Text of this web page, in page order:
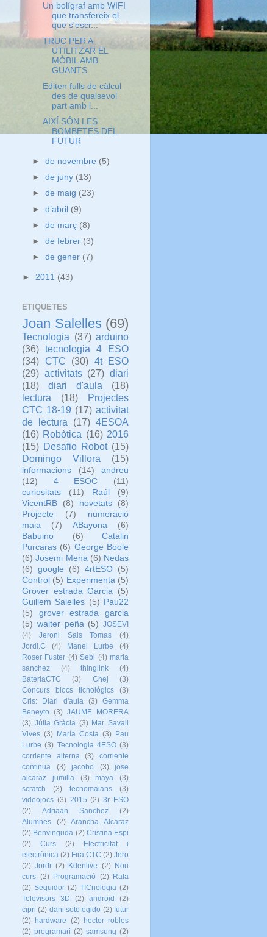
Un bolígraf amb WIFI
que transfereix el
que s'escr...
TRUC PER A
UTILITZAR EL
MÒBIL AMB
GUANTS
Editen fulls de càlcul
des de qualsevol
part amb l...
AIXÍ SÓN LES
BOMBETES DEL
FUTUR
►de novembre (5)
►de juny (13)
►de maig (23)
►d’abril (9)
►de març (8)
►de febrer (3)
►de gener (7)
► 2011 (43)
ETIQUETES
Joan Salelles (69)
Tecnologia (37) arduino
(36) tecnologia 4 ESO
(34) CTC (30) 4t ESO
(29) activitats (27) diari
(18)
diari d'aula
(18)
lectura
(18)
Projectes
CTC 18-19 (17) activitat
de lectura
(17) 4ESOA
(16) Robòtica (16) 2016
(15) Desafio Robot (15)
Domingo Villora
(15)
informacions (14)
andreu
(12)
4 ESOC
(11)
curiositats
(11) Raúl
(9)
VicentRB
(8) novetats
(8)
Projecte
(7)
numeració
maia
(7) ABayona
(6)
Babuino
(6)
Catalin
Purcaras (6) George Boole
(6) Josemi Mena (6) Nedas
(6) google (6) 4rtESO (5)
Control (5) Experimenta (5)
Grover estrada Garcia
(5)
Guillem Salelles (5) Pau22
(5)
grover estrada garcia
(5) walter peña (5) JOSEVI
(4)
Jeroni Sais Tomas
(4)
Jordi.C
(4) Manel Lurbe
(4)
Roser Fuster (4) Sebi (4) maria
sanchez
(4) thinglink
(4)
BateriaCTC
(3) Chej
(3)
Concurs blocs ticnològics
(3)
Cris: Diari d'aula
(3) Gemma
Beneyto (3) JAUME MORERA
(3) Júlia Gràcia (3) Mar Savall
Vives (3) María Costa (3) Pau
Lurbe (3) Tecnologia 4ESO (3)
corriente alterna
(3)
corriente
continua
(3) jacobo (3)
jose
alcaraz jumilla
(3) maya
(3)
scratch
(3) tecnomaians
(3)
videojocs (3) 2015 (2) 3r ESO
(2)
Adriaan Sanchez
(2)
Alumnes
(2)
Arancha Alcaraz
(2) Benvinguda (2) Cristina Espi
(2)
Curs (2)
Electricitat i
electrònica (2) Fira CTC (2) Jero
(2) Jordi (2) Kdenlive (2) Nou
curs (2) Programació (2) Rafa
(2) Seguidor (2) TICnologia (2)
Televisors 3D
(2) android
(2)
cipri (2) dani soto egido (2) futur
(2) hardware (2) hector robles
(2) programari (2) samsung (2)